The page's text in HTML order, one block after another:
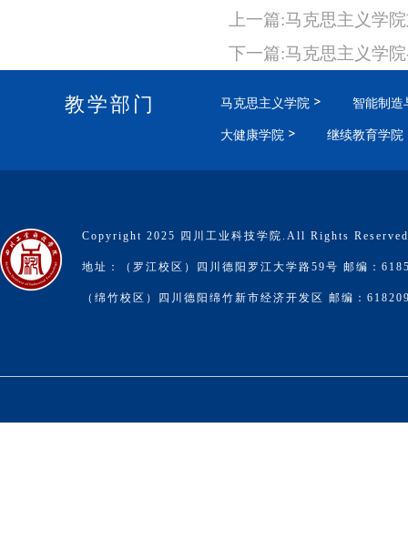
上一篇:马克思主义学
下一篇:马克思主义学
教学部门 马克思主义学院
智能制造
大健康学院
继续教育学院
Copyright 2025 四川工业科技学院.All Rights
地址：（罗江校区）四川德阳罗江大学路59号 邮编：
（绵竹校区）四川德阳绵竹新市经济开发区 邮编：